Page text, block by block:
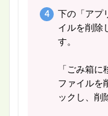
下の「アプ
イルを削除
す。
「ごみ箱
ファイルを
ックし、削